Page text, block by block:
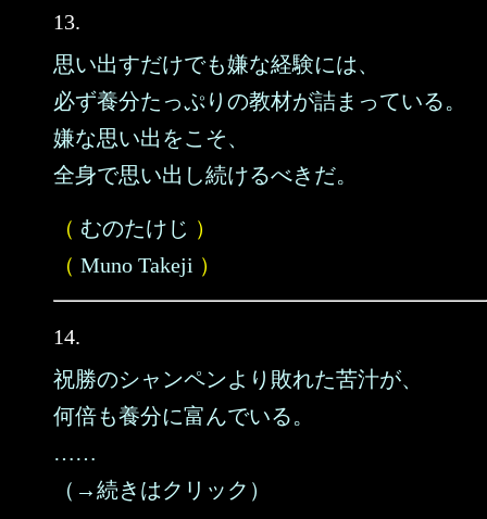
13.
思い出すだけでも嫌な経験には、
必ず養分たっぷりの教材が詰まっている。
嫌な思い出をこそ、
全身で思い出し続けるべきだ。
（ むのたけじ ）
（ Muno Takeji ）
14.
祝勝のシャンペンより敗れた苦汁が、
何倍も養分に富んでいる。
……
（→続きはクリック）